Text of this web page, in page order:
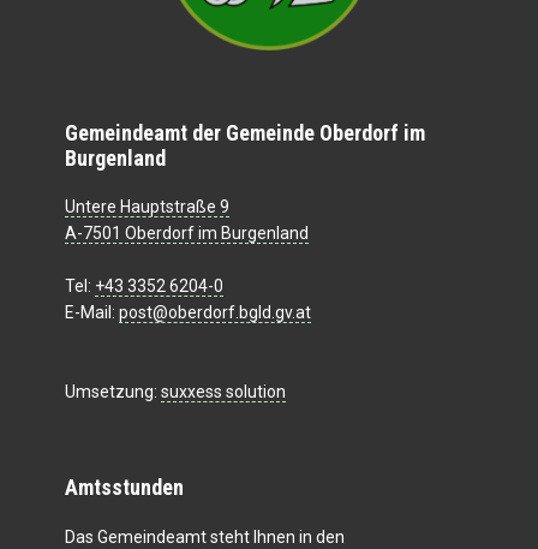
Gemeindeamt der Gemeinde Oberdorf im
Burgenland
Untere Hauptstraße 9
A-7501 Oberdorf im Burgenland
Tel: +43 3352 6204-0
E-Mail: post@oberdorf.bgld.gv.at
Umsetzung: suxxess solution
Amtsstunden
Das Gemeindeamt steht Ihnen in den